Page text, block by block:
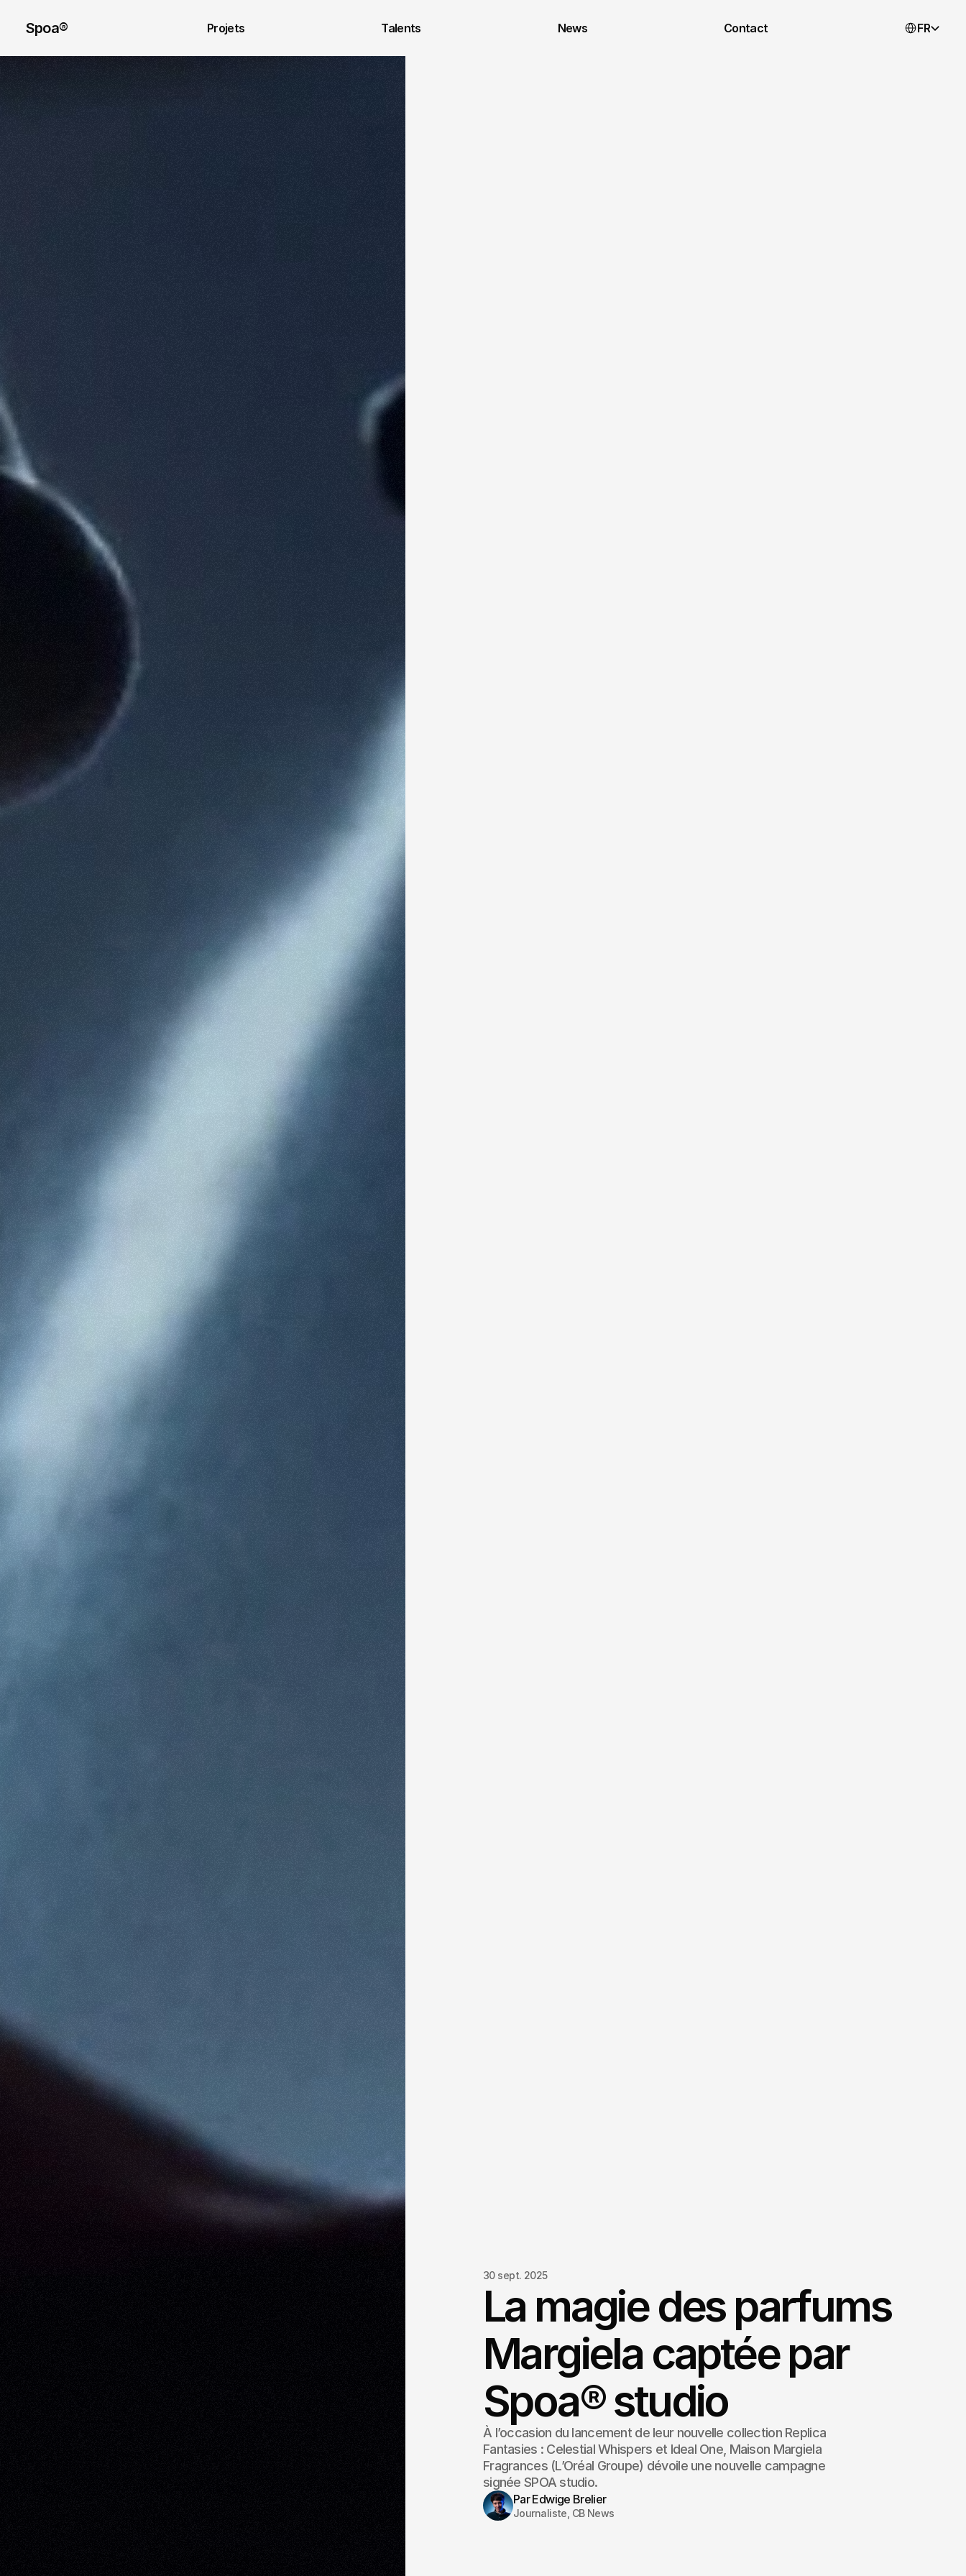
Spoa® Projets News
Talents Contact FR
30 sept. 2025
La magie des parfums
Margiela captée par
Spoa® studio
À l’occasion du lancement de leur nouvelle collection Replica
Fantasies : Celestial Whispers et Ideal One, Maison Margiela
Fragrances (L’Oréal Groupe) dévoile une nouvelle campagne
signée SPOA studio.
Par Edwige Brelier
Journaliste, CB News